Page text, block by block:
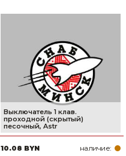
Выключатель 1 клав.
проходной (скрытый)
песочный, Astr
10.08 BYN наличие: